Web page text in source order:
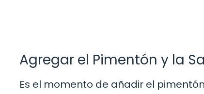
Agregar el Pimentón y la
Es el momento de añadir el